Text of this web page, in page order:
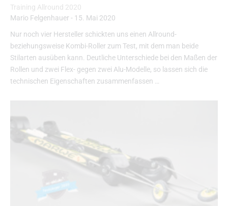
Training Allround 2020
Mario Felgenhauer - 15. Mai 2020
Nur noch vier Hersteller schickten uns einen Allround-
beziehungsweise Kombi-Roller zum Test, mit dem man beide
Stilarten ausüben kann. Deutliche Unterschiede bei den Maßen der
Rollen und zwei Flex- gegen zwei Alu-Modelle, so lassen sich die
technischen Eigenschaften zusammenfassen …